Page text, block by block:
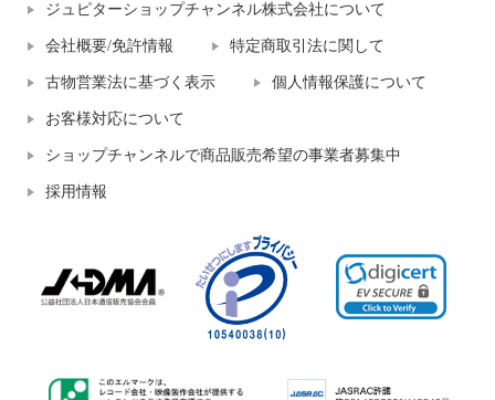
ジュピターショップチャンネル株式会社について
会社概要/免許情報 特定商取引法に関して
古物営業法に基づく表示 個人情報保護について
お客様対応について
ショップチャンネルで商品販売希望の事業者募集中
採用情報